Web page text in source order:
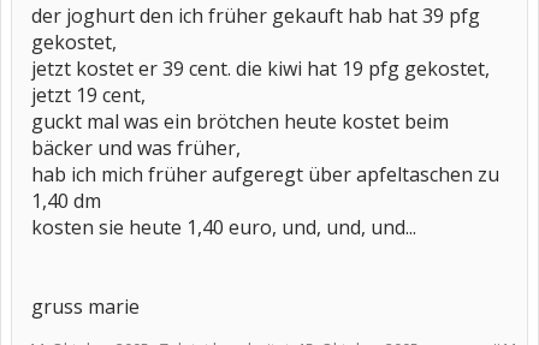
der joghurt den ich früher gekauft hab hat 39 pfg
gekostet,
jetzt kostet er 39 cent. die kiwi hat 19 pfg gekostet,
jetzt 19 cent,
guckt mal was ein brötchen heute kostet beim
bäcker und was früher,
hab ich mich früher aufgeregt über apfeltaschen zu
1,40 dm
kosten sie heute 1,40 euro, und, und, und...
gruss marie